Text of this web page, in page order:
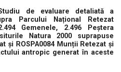
de evaluare detaliată a
Parcului Național Retezat
Gemenele, 2.496 Peștera
Natura 2000 suprapuse
și ROSPA0084 Munții Retezat și
antropic generat în aceste